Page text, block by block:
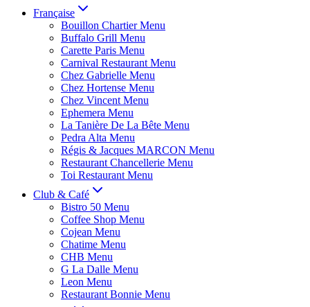
Française
Bouillon Chartier Menu
Buffalo Grill Menu
Carette Paris Menu
Carnival Restaurant Menu
Chez Gabrielle Menu
Chez Hortense Menu
Chez Vincent Menu
Ephemera Menu
La Tanière De La Bête Menu
Pedra Alta Menu
Régis & Jacques MARCON Menu
Restaurant Chancellerie Menu
Toi Restaurant Menu
Club & Café
Bistro 50 Menu
Coffee Shop Menu
Cojean Menu
Chatime Menu
CHB Menu
G La Dalle Menu
Leon Menu
Restaurant Bonnie Menu